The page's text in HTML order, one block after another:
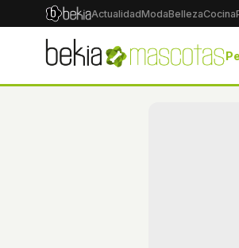
ActualidadModaBellezaCocina